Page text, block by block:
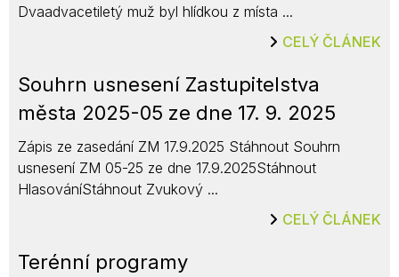
Dvaadvacetiletý muž byl hlídkou z místa ...
CELÝ ČLÁNEK
Souhrn usnesení Zastupitelstva
města 2025-05 ze dne 17. 9. 2025
Zápis ze zasedání ZM 17.9.2025 Stáhnout Souhrn
usnesení ZM 05-25 ze dne 17.9.2025Stáhnout
HlasováníStáhnout Zvukový ...
CELÝ ČLÁNEK
Terénní programy